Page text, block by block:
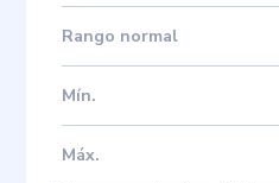
Rango normal
Mín.
Máx.